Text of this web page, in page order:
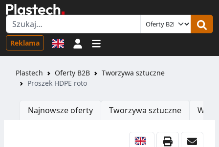
Reklama Logowanie
Plastech Oferty B2B
Tworzywa sztuczne
Proszek HDPE roto
Najnowsze oferty Tworzywa sztuczne